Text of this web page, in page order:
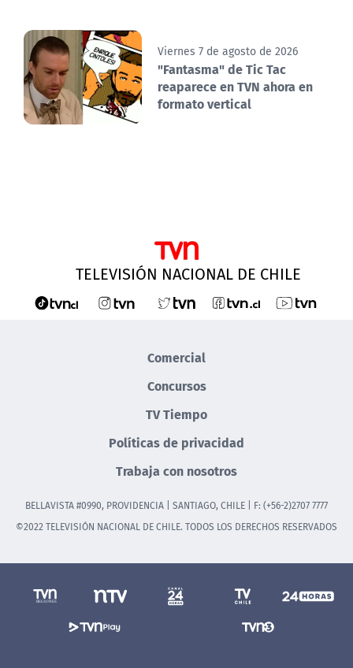
Viernes 7 de agosto de 2026
"Fantasma" de Tic Tac
reaparece en TVN ahora en
formato vertical
TELEVISIÓN NACIONAL DE CHILE
Comercial
Concursos
TV Tiempo
Políticas de privacidad
Trabaja con nosotros
BELLAVISTA #0990, PROVIDENCIA | SANTIAGO, CHILE | F: (+56-2)2707 7777
©2022 TELEVISIÓN NACIONAL DE CHILE. TODOS LOS DERECHOS RESERVADOS